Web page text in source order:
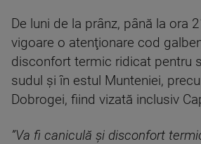
De luni de la prânz, până la ora
vigoare o atenţionare cod
disconfort termic ridicat pentru
sudul şi în estul Munteniei,
Dobrogei, fiind vizată inclusiv
”Va fi caniculă şi disconfort